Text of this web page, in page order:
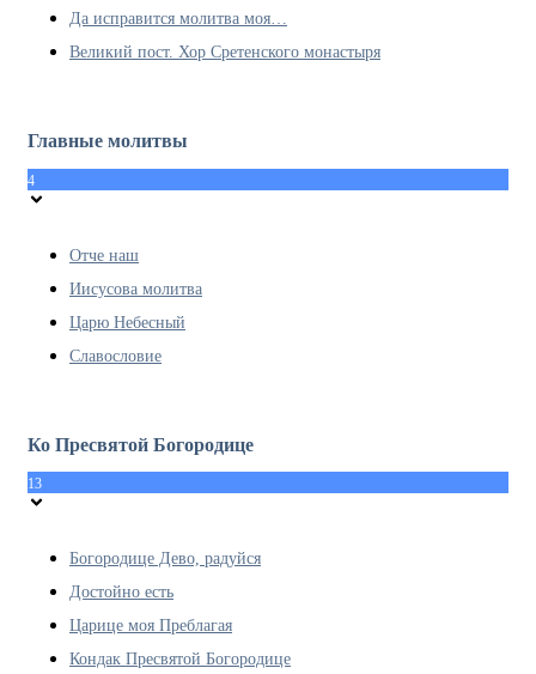
Да исправится молитва моя…
Великий пост. Хор Сретенского монастыря
Главные молитвы
4
Отче наш
Иисусова молитва
Царю Небесный
Славословие
Ко Пресвятой Богородице
13
Богородице Дево, радуйся
Достойно есть
Царице моя Преблагая
Кондак Пресвятой Богородице